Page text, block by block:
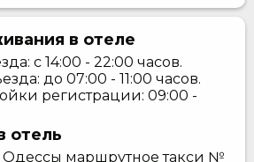
в отеле
с 14:00 - 22:00 часов.
до 07:00 - 11:00 часов.
регистрации: 09:00 -
отель
Одессы маршрутное такси №